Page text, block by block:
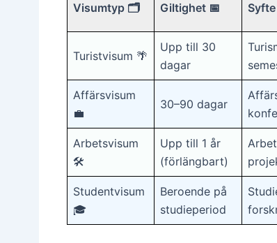
Visumtyp 🗂️ Giltighet 📅 Syfte
Turistvisum 🌴
Upp till 30
dagar
Affärsvisum
💼
30–90 dagar
Arbetsvisum
🛠️
Upp till 1 år
(förlängbart)
Studentvisum
🎓
Beroende på
studieperiod